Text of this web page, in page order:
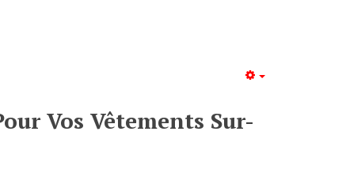
Vos Vêtements Sur-